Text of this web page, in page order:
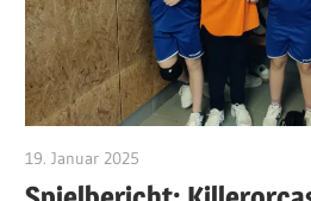
19. Januar 2025